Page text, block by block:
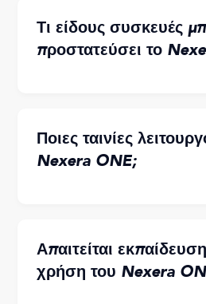
Τι είδους συσκευές
προστατεύσει το
Ποιες ταινίες
Nexera ONE;
Απαιτείται
χρήση του Nexera